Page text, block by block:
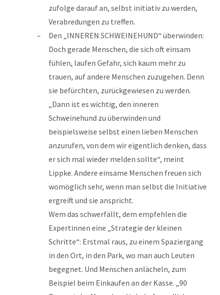
zufolge darauf an, selbst initiativ zu werden,
Verabredungen zu treffen.
Den „INNEREN SCHWEINEHUND“ überwinden:
Doch gerade Menschen, die sich oft einsam
fühlen, laufen Gefahr, sich kaum mehr zu
trauen, auf andere Menschen zuzugehen. Denn
sie befürchten, zurückgewiesen zu werden.
„Dann ist es wichtig, den inneren
Schweinehund zu überwinden und
beispielsweise selbst einen lieben Menschen
anzurufen, von dem wir eigentlich denken, dass
er sich mal wieder melden sollte“, meint
Lippke. Andere einsame Menschen freuen sich
womöglich sehr, wenn man selbst die Initiative
ergreift und sie anspricht.
Wem das schwerfällt, dem empfehlen die
Expertinnen eine „Strategie der kleinen
Schritte“: Erstmal raus, zu einem Spaziergang
in den Ort, in den Park, wo man auch Leuten
begegnet. Und Menschen anlächeln, zum
Beispiel beim Einkaufen an der Kasse. „90